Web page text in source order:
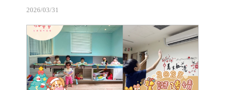
2026/03/31